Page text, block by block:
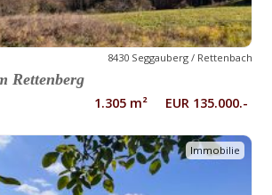
8430 Seggauberg / Rettenbach
Rettenberg
1.305 m² EUR 135.000.-
Immobilie